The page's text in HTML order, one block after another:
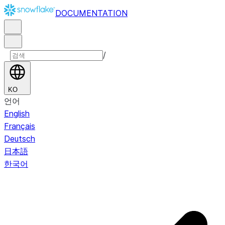
DOCUMENTATION
/
KO
언어
English
Français
Deutsch
日本語
한국어